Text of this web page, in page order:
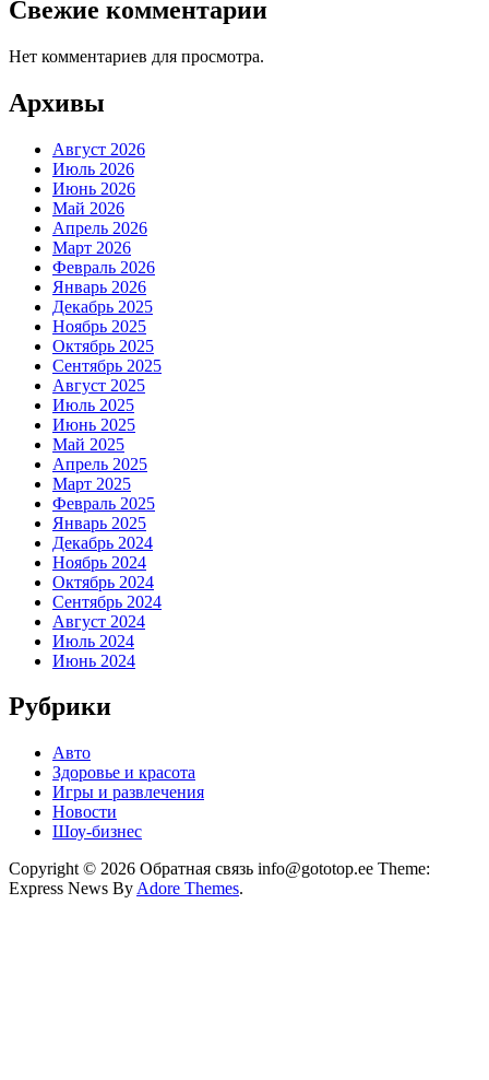
Свежие комментарии
Нет комментариев для просмотра.
Архивы
Август 2026
Июль 2026
Июнь 2026
Май 2026
Апрель 2026
Март 2026
Февраль 2026
Январь 2026
Декабрь 2025
Ноябрь 2025
Октябрь 2025
Сентябрь 2025
Август 2025
Июль 2025
Июнь 2025
Май 2025
Апрель 2025
Март 2025
Февраль 2025
Январь 2025
Декабрь 2024
Ноябрь 2024
Октябрь 2024
Сентябрь 2024
Август 2024
Июль 2024
Июнь 2024
Рубрики
Авто
Здоровье и красота
Игры и развлечения
Новости
Шоу-бизнес
Copyright © 2026 Обратная связь info@gototop.ee Theme:
Express News By Adore Themes.